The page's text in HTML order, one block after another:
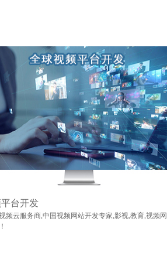
台开发
频云服务商,中国视频网站开发专家,影视,教育,视频网